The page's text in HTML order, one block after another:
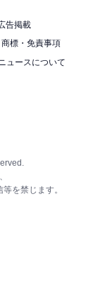
告掲載
標・免責事項
ュースについて
を禁じます。